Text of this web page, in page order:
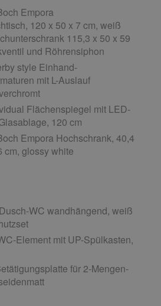
Empora
120 x 50 x 7 cm, weiß
115,3 x 50 x 59
und Röhrensiphon
style Einhand-
mit L-Auslauf
Flächenspiegel mit LED-
120 cm
Empora Hochschrank, 40,4
cm, glossy white
WC wandhängend, weiß
Element mit UP-Spülkasten,
für 2-Mengen-